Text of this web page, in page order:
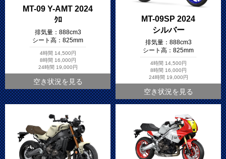
MT-09 Y-AMT 2024
ｸﾛ
排気量： 888cm3
シート高： 825mm
4時間 14,500円
8時間 16,000円
24時間 19,000円
空き状況を見る
MT-09SP 2024
シルバー
排気量： 888cm3
シート高： 825mm
4時間 14,500円
8時間 16,000円
24時間 19,000円
空き状況を見る